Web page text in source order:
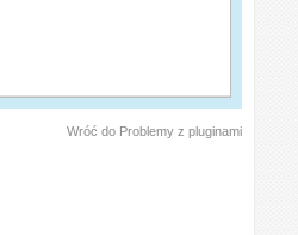
Wróć do Problemy z pluginami